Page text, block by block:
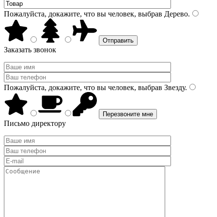
Пожалуйста, докажите, что вы человек, выбрав Дерево.
Заказать звонок
Пожалуйста, докажите, что вы человек, выбрав Звезду.
Письмо директору